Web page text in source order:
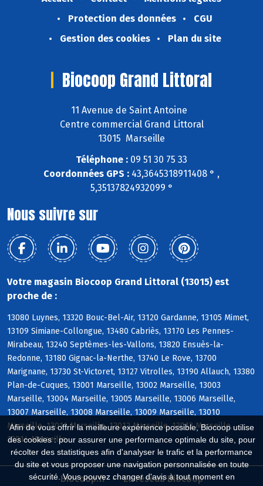
Afin de vous offrir la meilleure expérience possible, Biocoop utilise
des cookies : pour assurer une performance optimale du site, pour
récolter des statistiques afin d'analyser le trafic et la performance
du site et vous proposer une navigation personnalisée en toute
sécurité. Vous pouvez changer d'avis à tout moment en
Protection des données
CGU
Gestion des cookies
Plan du site
Biocoop Grand Littoral
11 Avenue de Saint Antoine
Centre commercial Grand Littoral
13015 Marseille
Téléphone : 09 51 30 75 33
Coordonnées GPS : 43,3645318911408 ° ,
5,35137824932099 °
Nous suivre sur
Votre magasin Biocoop Grand Littoral (13015) est
proche de :
13080 Luynes, 13320 Bouc-Bel-Air, 13120 Gardanne, 13105 Mimet,
13109 Simiane-Collongue, 13480 Cabriès, 13170 Les Pennes-
Mirabeau, 13240 Septèmes-les-Vallons, 13820 Ensuès-la-
Redonne, 13180 Gignac-la-Nerthe, 13740 Le Rove, 13700
Marignane, 13730 St-Victoret, 13127 Vitrolles, 13190 Allauch, 13380
Plan-de-Cuques, 13001 Marseille, 13002 Marseille, 13003
Marseille, 13004 Marseille, 13005 Marseille, 13006 Marseille,
13007 Marseille, 13008 Marseille, 13009 Marseille, 13010
Marseille, 13011 Marseille, 13012 Marseille, 13013 Marseille,
13014 Marseille
Biocoop.fr Le réseau Biocoop